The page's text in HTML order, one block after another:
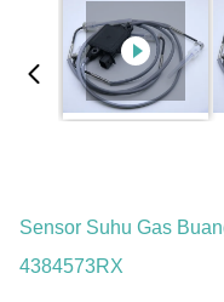
Sensor Suhu Gas
4384573RX